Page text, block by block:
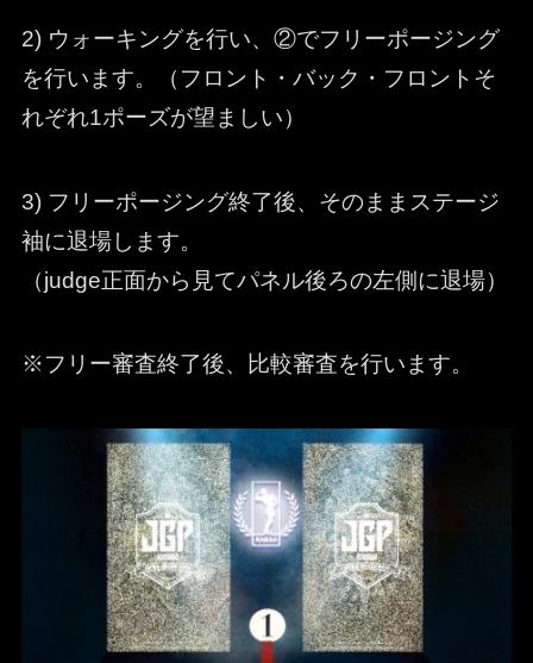
2) ウォーキングを行い、②でフリーポージング
を行います。（フロント・バック・フロントそ
れぞれ1ポーズが望ましい）
3) フリーポージング終了後、そのままステージ
袖に退場します。
（judge正面から見てパネル後ろの左側に退場）
※フリー審査終了後、比較審査を行います。